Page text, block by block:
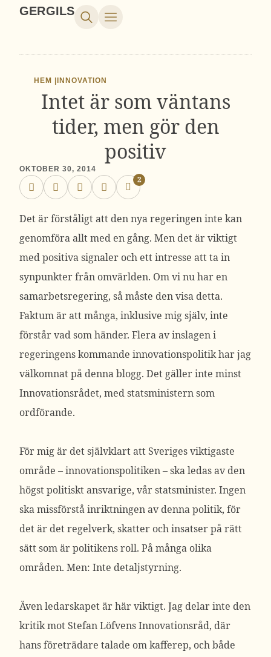
GERGILS
HEM | INNOVATION
Intet är som väntans
tider, men gör den
positiv
OKTOBER 30, 2014
2
Det är förståligt att den nya regeringen inte kan
genomföra allt med en gång. Men det är viktigt
med positiva signaler och ett intresse att ta in
synpunkter från omvärlden. Om vi nu har en
samarbetsregering, så måste den visa detta.
Faktum är att många, inklusive mig själv, inte
förstår vad som händer. Flera av inslagen i
regeringens kommande innovationspolitik har jag
välkomnat på denna blogg. Det gäller inte minst
Innovationsrådet, med statsministern som
ordförande.
För mig är det självklart att Sveriges viktigaste
område – innovationspolitiken – ska ledas av den
högst politiskt ansvarige, vår statsminister. Ingen
ska missförstå inriktningen av denna politik, för
det är det regelverk, skatter och insatser på rätt
sätt som är politikens roll. På många olika
områden. Men: Inte detaljstyrning.
Även ledarskapet är här viktigt. Jag delar inte den
kritik mot Stefan Löfvens Innovationsråd, där
hans företrädare talade om kafferep, och både